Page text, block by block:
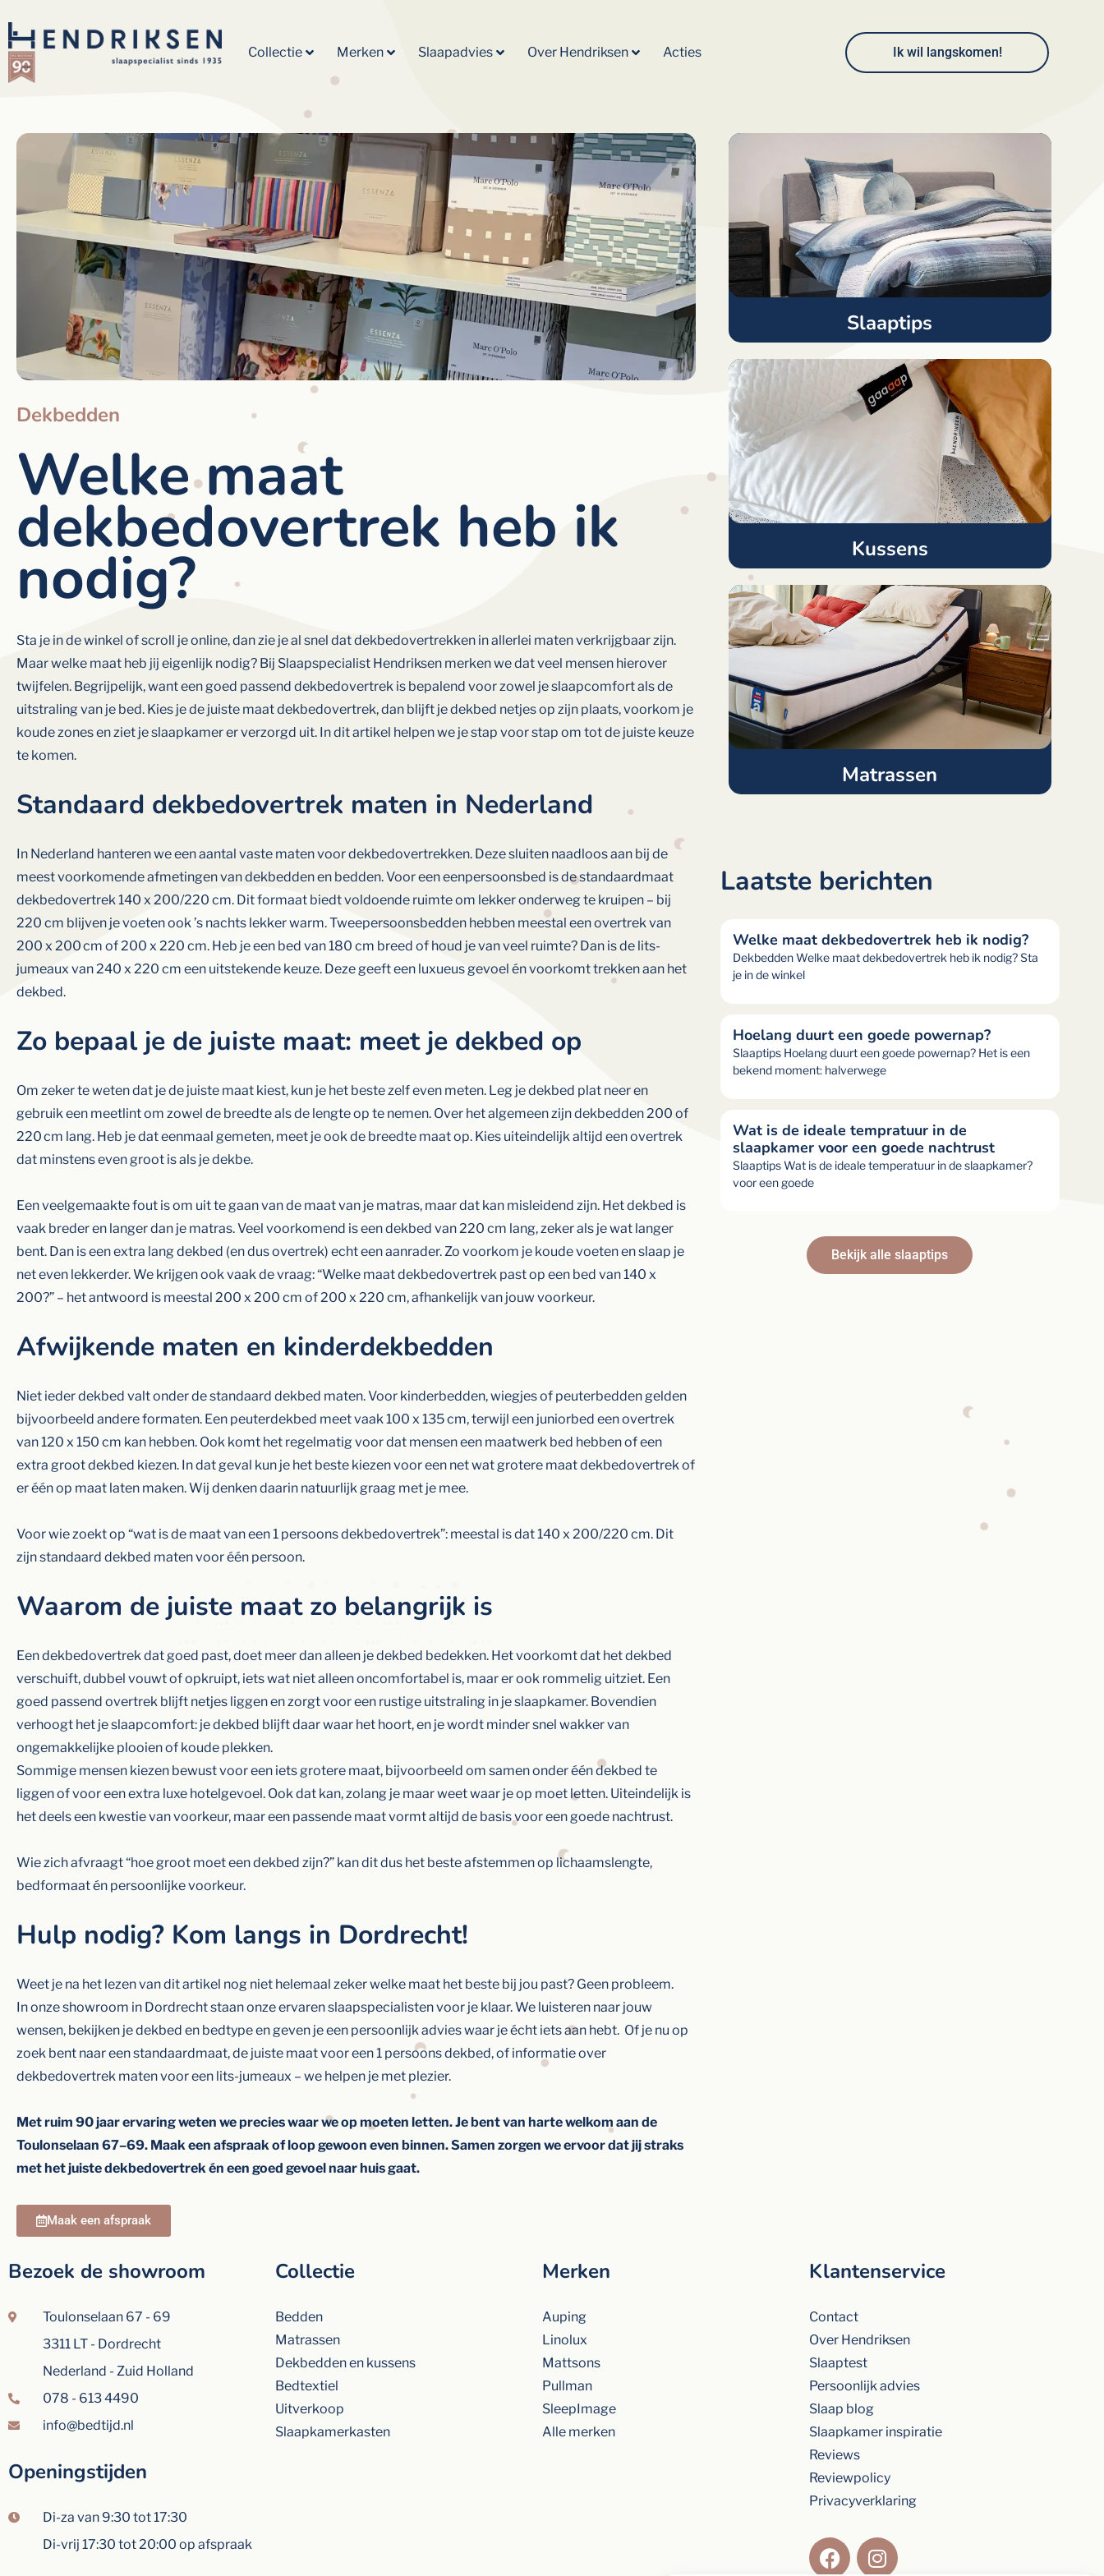
Collectie Merken Slaapadvies Over Hendriksen Acties Ik wil langskomen!
Dekbedden
Welke maat
dekbedovertrek heb ik
nodig?
Sta je in de winkel of scroll je online, dan zie je al snel dat dekbedovertrekken in allerlei maten verkrijgbaar zijn.
Maar welke maat heb jij eigenlijk nodig? Bij Slaapspecialist Hendriksen merken we dat veel mensen hierover
twijfelen. Begrijpelijk, want een goed passend dekbedovertrek is bepalend voor zowel je slaapcomfort als de
uitstraling van je bed. Kies je de juiste maat dekbedovertrek, dan blijft je dekbed netjes op zijn plaats, voorkom je
koude zones en ziet je slaapkamer er verzorgd uit. In dit artikel helpen we je stap voor stap om tot de juiste keuze
te komen.
Standaard dekbedovertrek maten in Nederland
In Nederland hanteren we een aantal vaste maten voor dekbedovertrekken. Deze sluiten naadloos aan bij de
meest voorkomende afmetingen van dekbedden en bedden. Voor een eenpersoonsbed is de standaardmaat
dekbedovertrek 140 x 200/220 cm. Dit formaat biedt voldoende ruimte om lekker onderweg te kruipen – bij
220 cm blijven je voeten ook ’s nachts lekker warm. Tweepersoonsbedden hebben meestal een overtrek van
200 x 200 cm of 200 x 220 cm. Heb je een bed van 180 cm breed of houd je van veel ruimte? Dan is de lits-
jumeaux van 240 x 220 cm een uitstekende keuze. Deze geeft een luxueus gevoel én voorkomt trekken aan het
dekbed.
Zo bepaal je de juiste maat: meet je dekbed op
Om zeker te weten dat je de juiste maat kiest, kun je het beste zelf even meten. Leg je dekbed plat neer en
gebruik een meetlint om zowel de breedte als de lengte op te nemen. Over het algemeen zijn dekbedden 200 of
220 cm lang. Heb je dat eenmaal gemeten, meet je ook de breedte maat op. Kies uiteindelijk altijd een overtrek
dat minstens even groot is als je dekbe.
Een veelgemaakte fout is om uit te gaan van de maat van je matras, maar dat kan misleidend zijn. Het dekbed is
vaak breder en langer dan je matras. Veel voorkomend is een dekbed van 220 cm lang, zeker als je wat langer
bent. Dan is een extra lang dekbed (en dus overtrek) echt een aanrader. Zo voorkom je koude voeten en slaap je
net even lekkerder. We krijgen ook vaak de vraag: “Welke maat dekbedovertrek past op een bed van 140 x
200?” – het antwoord is meestal 200 x 200 cm of 200 x 220 cm, afhankelijk van jouw voorkeur.
Afwijkende maten en kinderdekbedden
Niet ieder dekbed valt onder de standaard dekbed maten. Voor kinderbedden, wiegjes of peuterbedden gelden
bijvoorbeeld andere formaten. Een peuterdekbed meet vaak 100 x 135 cm, terwijl een juniorbed een overtrek
van 120 x 150 cm kan hebben. Ook komt het regelmatig voor dat mensen een maatwerk bed hebben of een
extra groot dekbed kiezen. In dat geval kun je het beste kiezen voor een net wat grotere maat dekbedovertrek of
er één op maat laten maken. Wij denken daarin natuurlijk graag met je mee.
Voor wie zoekt op “wat is de maat van een 1 persoons dekbedovertrek”: meestal is dat 140 x 200/220 cm. Dit
zijn standaard dekbed maten voor één persoon.
Waarom de juiste maat zo belangrijk is
Een dekbedovertrek dat goed past, doet meer dan alleen je dekbed bedekken. Het voorkomt dat het dekbed
verschuift, dubbel vouwt of opkruipt, iets wat niet alleen oncomfortabel is, maar er ook rommelig uitziet. Een
goed passend overtrek blijft netjes liggen en zorgt voor een rustige uitstraling in je slaapkamer. Bovendien
verhoogt het je slaapcomfort: je dekbed blijft daar waar het hoort, en je wordt minder snel wakker van
ongemakkelijke plooien of koude plekken.
Sommige mensen kiezen bewust voor een iets grotere maat, bijvoorbeeld om samen onder één dekbed te
liggen of voor een extra luxe hotelgevoel. Ook dat kan, zolang je maar weet waar je op moet letten. Uiteindelijk is
het deels een kwestie van voorkeur, maar een passende maat vormt altijd de basis voor een goede nachtrust.
Wie zich afvraagt “hoe groot moet een dekbed zijn?” kan dit dus het beste afstemmen op lichaamslengte,
bedformaat én persoonlijke voorkeur.
Hulp nodig? Kom langs in Dordrecht!
Weet je na het lezen van dit artikel nog niet helemaal zeker welke maat het beste bij jou past? Geen probleem.
In onze showroom in Dordrecht staan onze ervaren slaapspecialisten voor je klaar. We luisteren naar jouw
wensen, bekijken je dekbed en bedtype en geven je een persoonlijk advies waar je écht iets aan hebt. Of je nu op
zoek bent naar een standaardmaat, de juiste maat voor een 1 persoons dekbed, of informatie over
dekbedovertrek maten voor een lits-jumeaux – we helpen je met plezier.
Met ruim 90 jaar ervaring weten we precies waar we op moeten letten. Je bent van harte welkom aan de
Toulonselaan 67–69. Maak een afspraak of loop gewoon even binnen. Samen zorgen we ervoor dat jij straks
met het juiste dekbedovertrek én een goed gevoel naar huis gaat.
Maak een afspraak
Slaaptips
Kussens
Matrassen
Laatste berichten
Welke maat dekbedovertrek heb ik nodig?
Dekbedden Welke maat dekbedovertrek heb ik nodig? Sta
je in de winkel
Hoelang duurt een goede powernap?
Slaaptips Hoelang duurt een goede powernap? Het is een
bekend moment: halverwege
Wat is de ideale tempratuur in de
slaapkamer voor een goede nachtrust
Slaaptips Wat is de ideale temperatuur in de slaapkamer?
voor een goede
Bekijk alle slaaptips
Bezoek de showroom
Toulonselaan 67 - 69
3311 LT - Dordrecht
Nederland - Zuid Holland
078 - 613 4490
info@bedtijd.nl
Openingstijden
Di-za van 9:30 tot 17:30
Di-vrij 17:30 tot 20:00 op afspraak
Collectie
Bedden
Matrassen
Dekbedden en kussens
Bedtextiel
Uitverkoop
Slaapkamerkasten
Merken
Auping
Linolux
Mattsons
Pullman
SleepImage
Alle merken
Klantenservice
Contact
Over Hendriksen
Slaaptest
Persoonlijk advies
Slaap blog
Slaapkamer inspiratie
Reviews
Reviewpolicy
Privacyverklaring